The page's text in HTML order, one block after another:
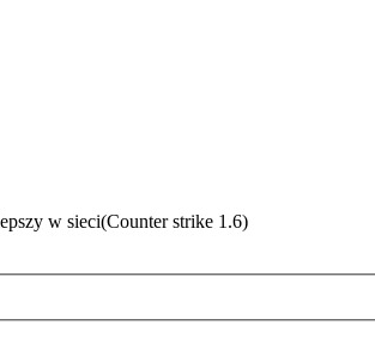
w sieci(Counter strike 1.6)